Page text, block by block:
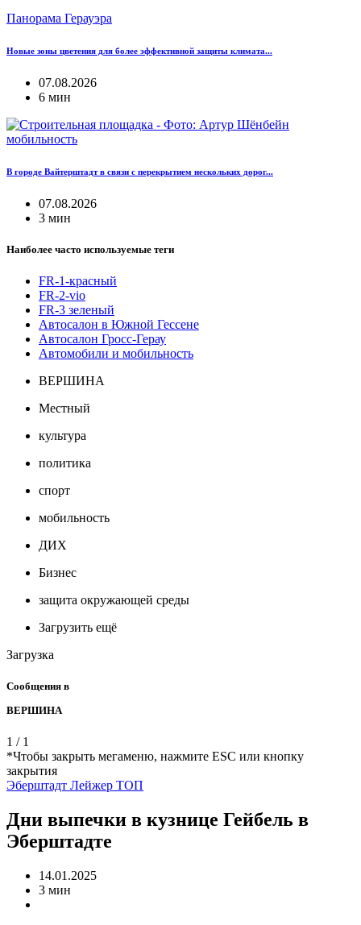
Панорама Герауэра
Новые зоны цветения для более эффективной защиты климата...
07.08.2026
6 мин
мобильность
В городе Вайтерштадт в связи с перекрытием нескольких дорог...
07.08.2026
3 мин
Наиболее часто используемые теги
FR-1-красный
FR-2-vio
FR-3 зеленый
Автосалон в Южной Гессене
Автосалон Гросс-Герау
Автомобили и мобильность
ВЕРШИНА
Местный
культура
политика
спорт
мобильность
ДИХ
Бизнес
защита окружающей среды
Загрузить ещё
Загрузка
Сообщения в
ВЕРШИНА
1 / 1
*Чтобы закрыть мегаменю, нажмите ESC или кнопку
закрытия
Эберштадт Лейжер ТОП
Дни выпечки в кузнице Гейбель в
Эберштадте
14.01.2025
3 мин